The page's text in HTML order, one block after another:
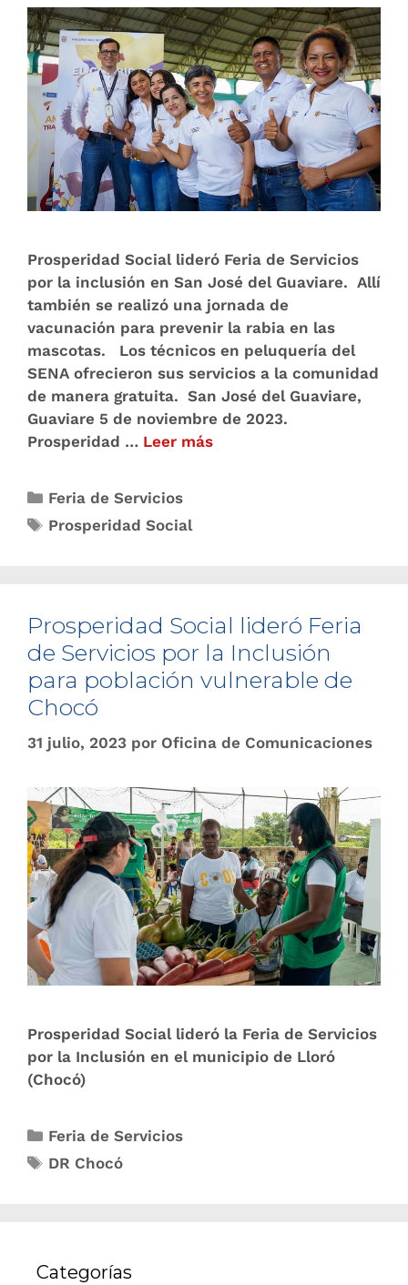
Prosperidad Social lideró Feria de Servicios
por la inclusión en San José del Guaviare. Allí
también se realizó una jornada de
vacunación para prevenir la rabia en las
mascotas. Los técnicos en peluquería del
SENA ofrecieron sus servicios a la comunidad
de manera gratuita. San José del Guaviare,
Guaviare 5 de noviembre de 2023.
Prosperidad … Leer más
Feria de Servicios
Prosperidad Social
Prosperidad Social lideró Feria
de Servicios por la Inclusión
para población vulnerable de
Chocó
31 julio, 2023 por Oficina de Comunicaciones
Prosperidad Social lideró la Feria de Servicios
por la Inclusión en el municipio de Lloró
(Chocó)
Feria de Servicios
DR Chocó
Categorías